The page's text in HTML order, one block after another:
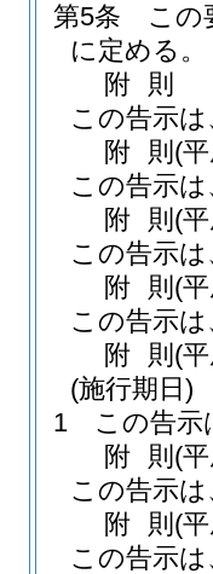
第5条
この
に定める。
附 則
この告示
附 則 (
この告示
附 則 (
この告示
附 則 (
この告示
附 則 (
(施行期日)
1
この告示
附 則 (
この告示
附 則 (
この告示